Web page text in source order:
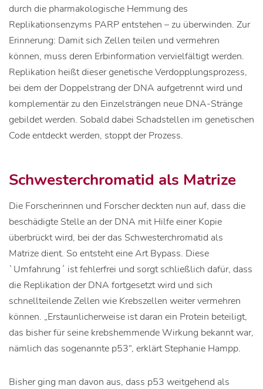
durch die pharmakologische Hemmung des
Replikationsenzyms PARP entstehen – zu überwinden. Zur
Erinnerung: Damit sich Zellen teilen und vermehren
können, muss deren Erbinformation vervielfältigt werden.
Replikation heißt dieser genetische Verdopplungsprozess,
bei dem der Doppelstrang der DNA aufgetrennt wird und
komplementär zu den Einzelsträngen neue DNA-Stränge
gebildet werden. Sobald dabei Schadstellen im genetischen
Code entdeckt werden, stoppt der Prozess.
Schwesterchromatid als Matrize
Die Forscherinnen und Forscher deckten nun auf, dass die
beschädigte Stelle an der DNA mit Hilfe einer Kopie
überbrückt wird, bei der das Schwesterchromatid als
Matrize dient. So entsteht eine Art Bypass. Diese
`Umfahrung´ ist fehlerfrei und sorgt schließlich dafür, dass
die Replikation der DNA fortgesetzt wird und sich
schnellteilende Zellen wie Krebszellen weiter vermehren
können. „Erstaunlicherweise ist daran ein Protein beteiligt,
das bisher für seine krebshemmende Wirkung bekannt war,
nämlich das sogenannte p53“, erklärt Stephanie Hampp.
Bisher ging man davon aus, dass p53 weitgehend als